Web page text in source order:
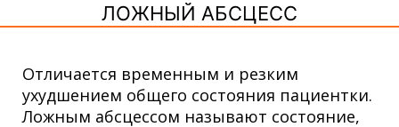
ЛОЖНЫЙ АБСЦЕСС
Отличается временным и резким
ухудшением общего состояния пациентки.
Ложным абсцессом называют состояние,